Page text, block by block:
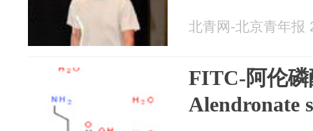
北青网-北京青年报
FITC-阿伦
Alendronate